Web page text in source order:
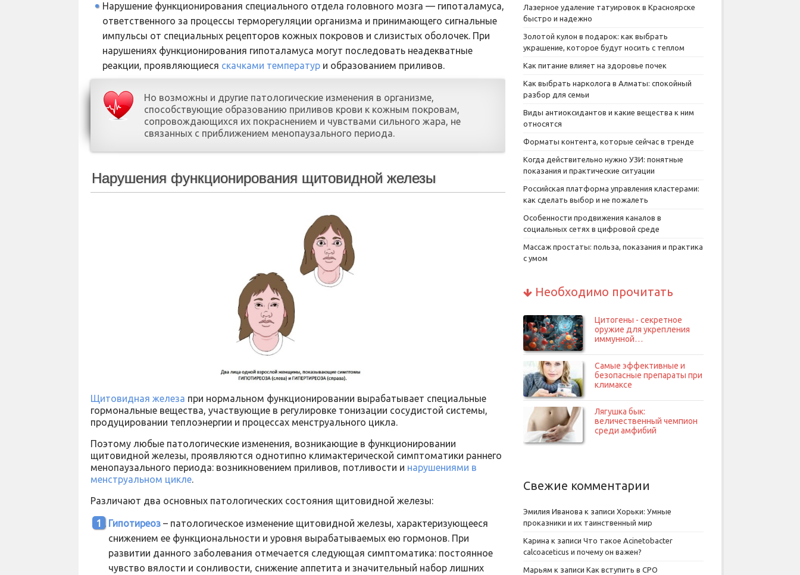
Нарушение функционирования специального отдела головного мозга — гипоталамуса,
ответственного за процессы терморегуляции организма и принимающего сигнальные
импульсы от специальных рецепторов кожных покровов и слизистых оболочек. При
нарушениях функционирования гипоталамуса могут последовать неадекватные
реакции, проявляющиеся скачками температур и образованием приливов.
Но возможны и другие патологические изменения в организме,
способствующие образованию приливов крови к кожным покровам,
сопровождающихся их покраснением и чувствами сильного жара, не
связанных с приближением менопаузального периода.
Нарушения функционирования щитовидной железы
Щитовидная железа при нормальном функционировании вырабатывает специальные
гормональные вещества, участвующие в регулировке тонизации сосудистой системы,
продуцировании теплоэнергии и процессах менструального цикла.
Поэтому любые патологические изменения, возникающие в функционировании
щитовидной железы, проявляются однотипно климактерической симптоматики раннего
менопаузального периода: возникновением приливов, потливости и нарушениями в
менструальном цикле.
Различают два основных патологических состояния щитовидной железы:
Гипотиреоз – патологическое изменение щитовидной железы, характеризующееся
снижением ее функциональности и уровня вырабатываемых ею гормонов. При
развитии данного заболевания отмечается следующая симптоматика: постоянное
чувство вялости и сонливости, снижение аппетита и значительный набор лишних
Лазерное удаление татуировок в Красноярске
быстро и надежно
Золотой кулон в подарок: как выбрать
украшение, которое будут носить с теплом
Как питание влияет на здоровье почек
Как выбрать нарколога в Алматы: спокойный
разбор для семьи
Виды антиоксидантов и какие вещества к ним
относятся
Форматы контента, которые сейчас в тренде
Когда действительно нужно УЗИ: понятные
показания и практические ситуации
Российская платформа управления кластерами:
как сделать выбор и не пожалеть
Особенности продвижения каналов в
социальных сетях в цифровой среде
Массаж простаты: польза, показания и практика
с умом
Необходимо прочитать
Цитогены - секретное
оружие для укрепления
иммунной…
Самые эффективные и
безопасные препараты при
климаксе
Лягушка бык:
величественный чемпион
среди амфибий
Свежие комментарии
Эмилия Иванова к записи Хорьки: Умные
проказники и их таинственный мир
Карина к записи Что такое Acinetobacter
calcoaceticus и почему он важен?
Марьям к записи Как вступить в СРО